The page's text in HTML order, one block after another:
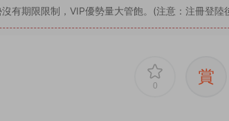
有期限限制，VIP優勢量大管飽。(注意：注冊登
0 賞